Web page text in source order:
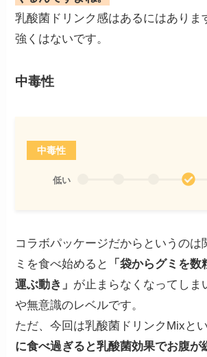
乳酸菌ドリンク感はあるにはありま
強くはないです。
中毒性
中毒性
低い
コラボパッケージだからというのは
ミを食べ始めると
「袋からグミを
運ぶ動き」 が止まらなくなってしま
や無意識のレベルです。
ただ、今回は乳酸菌ドリンクMixと
に食べ過ぎると乳酸菌効果でお腹